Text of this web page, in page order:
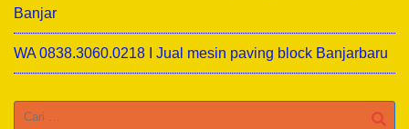
Banjar
WA 0838.3060.0218 I Jual mesin paving block Banjarbaru
Cari